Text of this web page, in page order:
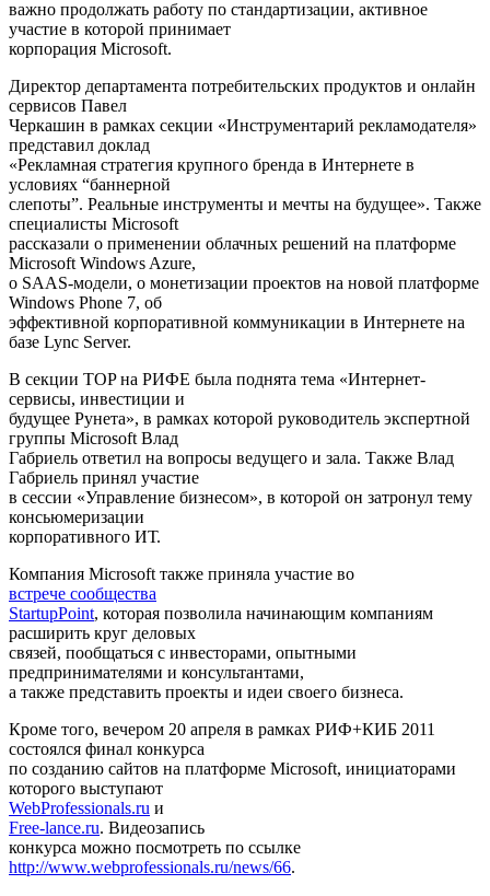
важно продолжать работу по стандартизации, активное
участие в которой принимает
корпорация Microsoft.
Директор департамента потребительских продуктов и онлайн
сервисов Павел
Черкашин в рамках секции «Инструментарий рекламодателя»
представил доклад
«Рекламная стратегия крупного бренда в Интернете в
условиях “баннерной
слепоты”. Реальные инструменты и мечты на будущее». Также
специалисты Microsoft
рассказали о применении облачных решений на платформе
Microsoft Windows Azure,
о SAAS-модели, о монетизации проектов на новой платформе
Windows Phone 7, об
эффективной корпоративной коммуникации в Интернете на
базе Lync Server.
В секции TOP на РИФЕ была поднята тема «Интернет-
сервисы, инвестиции и
будущее Рунета», в рамках которой руководитель экспертной
группы Microsoft Влад
Габриель ответил на вопросы ведущего и зала. Также Влад
Габриель принял участие
в сессии «Управление бизнесом», в которой он затронул тему
консьюмеризации
корпоративного ИТ.
Компания Microsoft также приняла участие во
встрече сообщества
StartupPoint, которая позволила начинающим компаниям
расширить круг деловых
связей, пообщаться с инвесторами, опытными
предпринимателями и консультантами,
а также представить проекты и идеи своего бизнеса.
Кроме того, вечером 20 апреля в рамках РИФ+КИБ 2011
состоялся финал конкурса
по созданию сайтов на платформе Microsoft, инициаторами
которого выступают
WebProfessionals.ru и
Free-lance.ru. Видеозапись
конкурса можно посмотреть по ссылке
http://www.webprofessionals.ru/news/66.